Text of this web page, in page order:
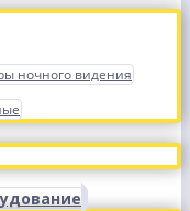
ночного видения